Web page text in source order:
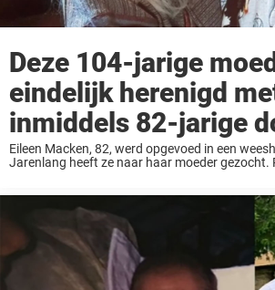
Deze 104-jarige
eindelijk herenigd
inmiddels 82-jarige
Eileen Macken, 82, werd opgevoed in een
Jarenlang heeft ze naar haar moeder gezocht.